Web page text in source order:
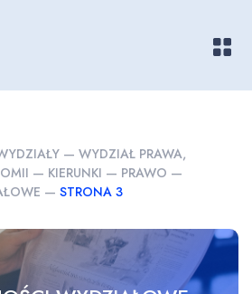
— WYDZIAŁ PRAWA,
— KIERUNKI — PRAWO —
— STRONA 3